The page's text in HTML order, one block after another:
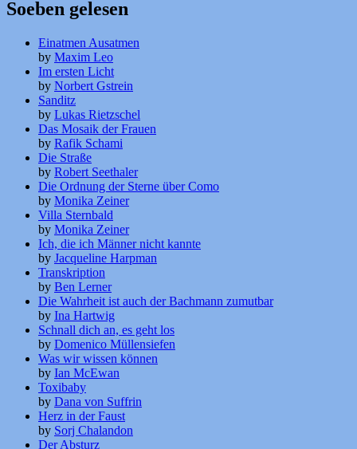
Soeben gelesen
Einatmen Ausatmen
by Maxim Leo
Im ersten Licht
by Norbert Gstrein
Sanditz
by Lukas Rietzschel
Das Mosaik der Frauen
by Rafik Schami
Die Straße
by Robert Seethaler
Die Ordnung der Sterne über Como
by Monika Zeiner
Villa Sternbald
by Monika Zeiner
Ich, die ich Männer nicht kannte
by Jacqueline Harpman
Transkription
by Ben Lerner
Die Wahrheit ist auch der Bachmann zumutbar
by Ina Hartwig
Schnall dich an, es geht los
by Domenico Müllensiefen
Was wir wissen können
by Ian McEwan
Toxibaby
by Dana von Suffrin
Herz in der Faust
by Sorj Chalandon
Der Absturz